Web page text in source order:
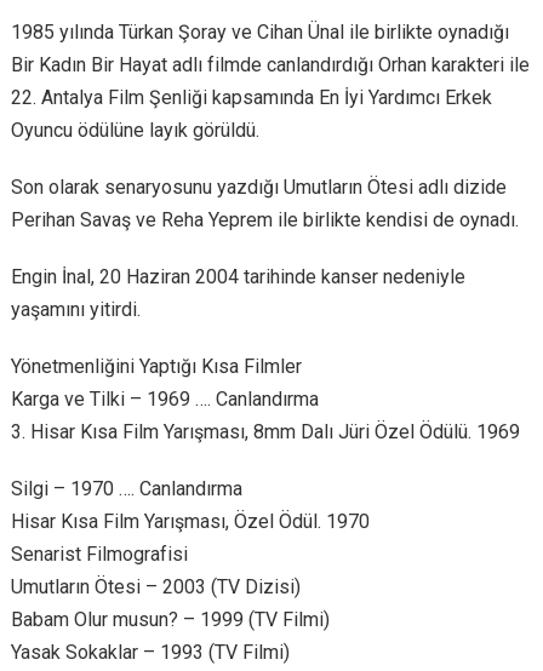
1985 yılında Türkan Şoray ve Cihan Ünal ile birlikte oynadığı
Bir Kadın Bir Hayat adlı filmde canlandırdığı Orhan karakteri ile
22. Antalya Film Şenliği kapsamında En İyi Yardımcı Erkek
Oyuncu ödülüne layık görüldü.
Son olarak senaryosunu yazdığı Umutların Ötesi adlı dizide
Perihan Savaş ve Reha Yeprem ile birlikte kendisi de oynadı.
Engin İnal, 20 Haziran 2004 tarihinde kanser nedeniyle
yaşamını yitirdi.
Yönetmenliğini Yaptığı Kısa Filmler
Karga ve Tilki – 1969 …. Canlandırma
3. Hisar Kısa Film Yarışması, 8mm Dalı Jüri Özel Ödülü. 1969
Silgi – 1970 …. Canlandırma
Hisar Kısa Film Yarışması, Özel Ödül. 1970
Senarist Filmografisi
Umutların Ötesi – 2003 (TV Dizisi)
Babam Olur musun? – 1999 (TV Filmi)
Yasak Sokaklar – 1993 (TV Filmi)